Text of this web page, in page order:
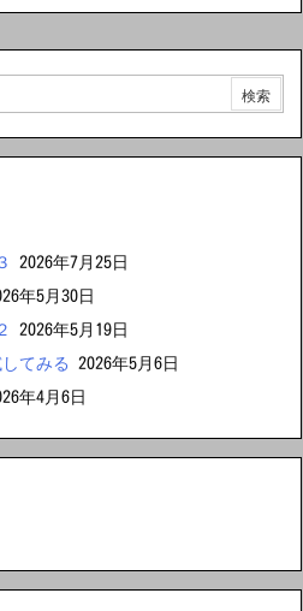
2026年7月25日
年5月30日
2026年5月19日
てみる
2026年5月6日
年4月6日